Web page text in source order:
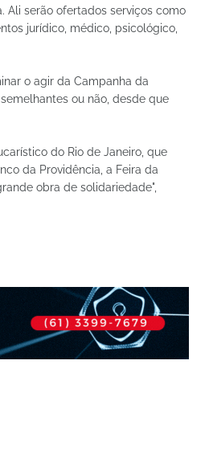
Ali serão ofertados serviços como
jurídico, médico, psicológico,
o agir da Campanha da
ou não, desde que
do Rio de Janeiro, que
da Providência, a Feira da
obra de solidariedade",